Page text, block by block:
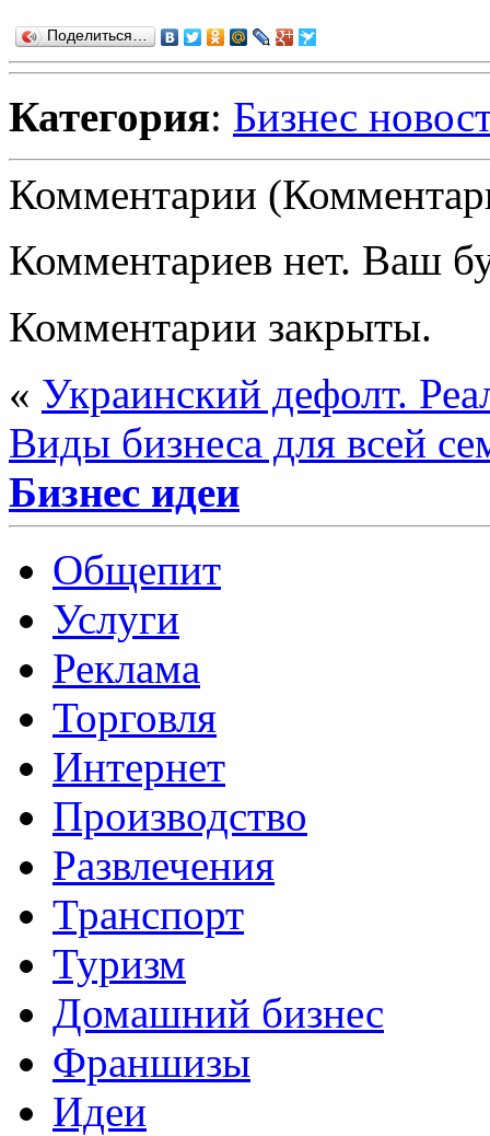
Поделиться…
Категория: Бизнес
Комментарии
Комментариев нет. Ваш
Комментарии закрыты.
« Украинский дефолт.
Виды бизнеса для всей
Бизнес идеи
Общепит
Услуги
Реклама
Торговля
Интернет
Производство
Развлечения
Транспорт
Туризм
Домашний бизнес
Франшизы
Идеи